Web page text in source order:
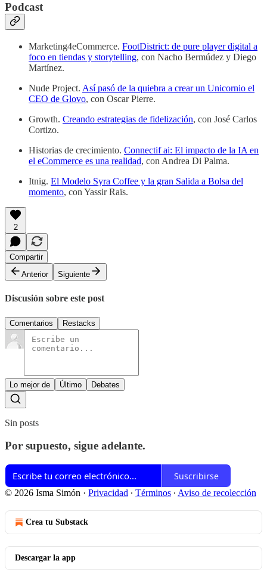
Podcast
Marketing4eCommerce. FootDistrict: de pure player digital a
foco en tiendas y storytelling, con Nacho Bermúdez y Diego
Martínez.
Nude Project. Así pasó de la quiebra a crear un Unicornio el
CEO de Glovo, con Oscar Pierre.
Growth. Creando estrategias de fidelización, con José Carlos
Cortizo.
Historias de crecimiento. Connectif ai: El impacto de la IA en
el eCommerce es una realidad, con Andrea Di Palma.
Itnig. El Modelo Syra Coffee y la gran Salida a Bolsa del
momento, con Yassir Raïs.
2
Compartir
Anterior
Siguiente
Discusión sobre este post
Comentarios Restacks
Lo mejor de Último Debates
Sin posts
Por supuesto, sigue adelante.
Suscribirse
© 2026 Isma Simón · Privacidad ∙ Términos ∙ Aviso de recolección
Crea tu Substack
Descargar la app